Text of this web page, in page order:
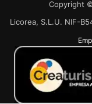
Copyright
Licorea, S.L.U. NIF-